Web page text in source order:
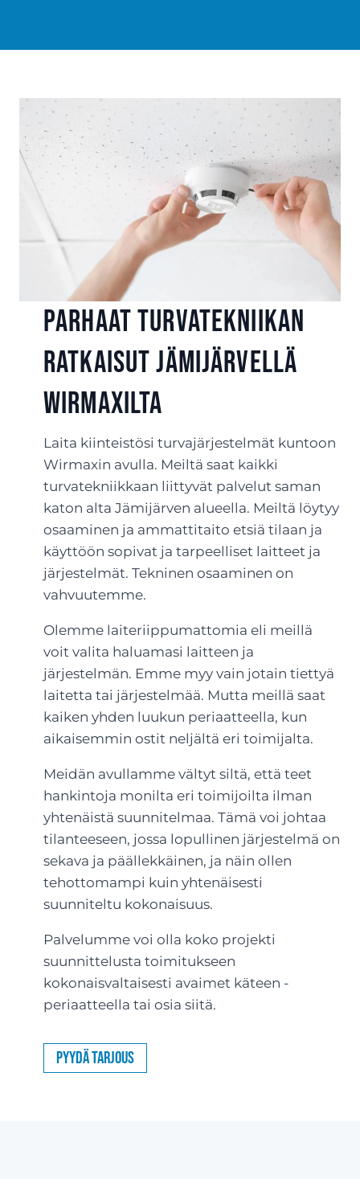
Parhaat turvatekniikan
ratkaisut Jämijärvellä
Wirmaxilta
Laita kiinteistösi turvajärjestelmät kuntoon
Wirmaxin avulla. Meiltä saat kaikki
turvatekniikkaan liittyvät palvelut saman
katon alta Jämijärven alueella. Meiltä löytyy
osaaminen ja ammattitaito etsiä tilaan ja
käyttöön sopivat ja tarpeelliset laitteet ja
järjestelmät. Tekninen osaaminen on
vahvuutemme.
Olemme laiteriippumattomia eli meillä
voit valita haluamasi laitteen ja
järjestelmän. Emme myy vain jotain tiettyä
laitetta tai järjestelmää. Mutta meillä saat
kaiken yhden luukun periaatteella, kun
aikaisemmin ostit neljältä eri toimijalta.
Meidän avullamme vältyt siltä, että teet
hankintoja monilta eri toimijoilta ilman
yhtenäistä suunnitelmaa. Tämä voi johtaa
tilanteeseen, jossa lopullinen järjestelmä on
sekava ja päällekkäinen, ja näin ollen
tehottomampi kuin yhtenäisesti
suunniteltu kokonaisuus.
Palvelumme voi olla koko projekti
suunnittelusta toimitukseen
kokonaisvaltaisesti avaimet käteen -
periaatteella tai osia siitä.
Pyydä tarjous